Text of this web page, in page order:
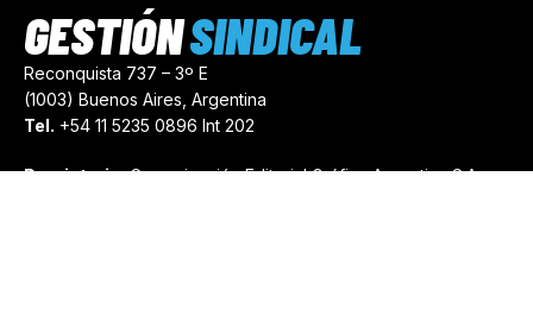
Reconquista 737 – 3º E
(1003) Buenos Aires, Argentina
Tel. +54 11 5235 0896 Int 202
Propietario:Comunicación Editorial Gráfica Argentina S.A.
GESTIÓNSINDICAL